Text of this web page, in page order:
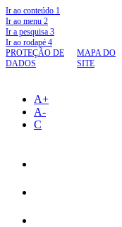
Ir ao conteúdo 1
Ir ao menu 2
Ir a pesquisa 3
Ir ao rodapé 4
PROTEÇÃO DE
DADOS
MAPA DO
SITE
A+
A-
C